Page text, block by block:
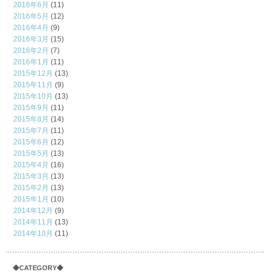
2016年6月 (11)
2016年5月 (12)
2016年4月 (9)
2016年3月 (15)
2016年2月 (7)
2016年1月 (11)
2015年12月 (13)
2015年11月 (9)
2015年10月 (13)
2015年9月 (11)
2015年8月 (14)
2015年7月 (11)
2015年6月 (12)
2015年5月 (13)
2015年4月 (16)
2015年3月 (13)
2015年2月 (13)
2015年1月 (10)
2014年12月 (9)
2014年11月 (13)
2014年10月 (11)
◆CATEGORY◆